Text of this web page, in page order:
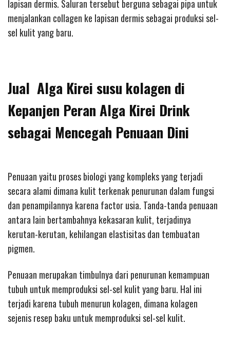
lapisan dermis. Saluran tersebut berguna sebagai pipa untuk
menjalankan collagen ke lapisan dermis sebagai produksi sel-
sel kulit yang baru.
Jual Alga Kirei susu kolagen di
Kepanjen Peran Alga Kirei Drink
sebagai Mencegah Penuaan Dini
Penuaan yaitu proses biologi yang kompleks yang terjadi
secara alami dimana kulit terkenak penurunan dalam fungsi
dan penampilannya karena factor usia. Tanda-tanda penuaan
antara lain bertambahnya kekasaran kulit, terjadinya
kerutan-kerutan, kehilangan elastisitas dan tembuatan
pigmen.
Penuaan merupakan timbulnya dari penurunan kemampuan
tubuh untuk memproduksi sel-sel kulit yang baru. Hal ini
terjadi karena tubuh menurun kolagen, dimana kolagen
sejenis resep baku untuk memproduksi sel-sel kulit.